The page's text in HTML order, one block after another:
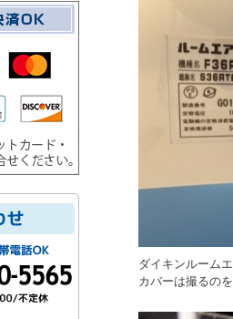
ダイキンルーム
カバーは撮るの